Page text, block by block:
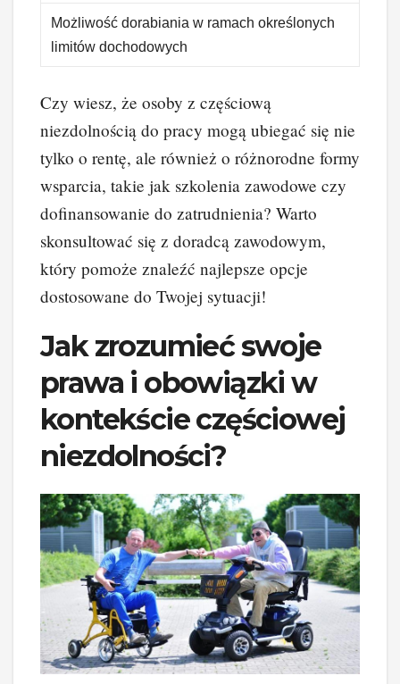
Możliwość dorabiania w ramach określonych
limitów dochodowych
Czy wiesz, że osoby z częściową
niezdolnością do pracy mogą ubiegać się nie
tylko o rentę, ale również o różnorodne formy
wsparcia, takie jak szkolenia zawodowe czy
dofinansowanie do zatrudnienia? Warto
skonsultować się z doradcą zawodowym,
który pomoże znaleźć najlepsze opcje
dostosowane do Twojej sytuacji!
Jak zrozumieć swoje
prawa i obowiązki w
kontekście częściowej
niezdolności?